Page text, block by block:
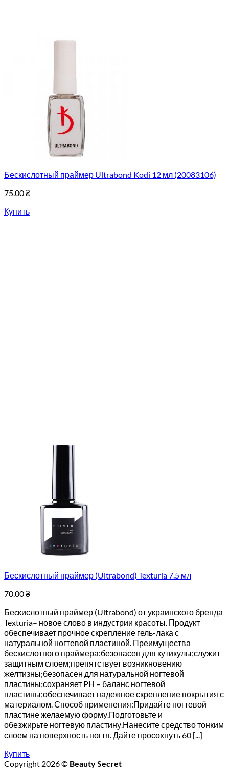
Бескислотный праймер Ultrabond Kodi 12 мл (20083106)
75.00₴
Купить
Бескислотный праймер (Ultrabond) Texturia 7.5 мл
70.00₴
Беcкислотный праймер (Ultrabond) от украинского бренда
Texturia– новое слово в индустрии красоты. Продукт
обеспечивает прочное скрепление гель-лака с
натуральной ногтевой пластиной. Преимущества
бескислотного праймера:безопасен для кутикулы;служит
защитным слоем;препятствует возникновению
желтизны;безопасен для натуральной ногтевой
пластины;сохраняет PH – баланс ногтевой
пластины;обеспечивает надежное скрепление покрытия с
материалом. Способ применения:Придайте ногтевой
пластине желаемую форму.Подготовьте и
обезжирьте ногтевую пластину.Нанесите средство тонким
слоем на поверхность ногтя. Дайте просохнуть 60 [...]
Купить
Copyright 2026 © Beauty Secret